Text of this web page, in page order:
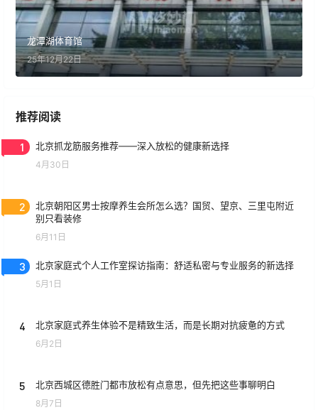
龙潭湖体育馆
25年12月22日
推荐阅读
1 北京抓龙筋服务推荐——深入放松的健康新选择
4月30日
2
北京朝阳区男士按摩养生会所怎么选？国贸、望京、三里屯附近
别只看装修
6月11日
3 北京家庭式个人工作室探访指南：舒适私密与专业服务的新选择
5月1日
4 北京家庭式养生体验不是精致生活，而是长期对抗疲惫的方式
6月2日
5 北京西城区德胜门都市放松有点意思，但先把这些事聊明白
8月7日